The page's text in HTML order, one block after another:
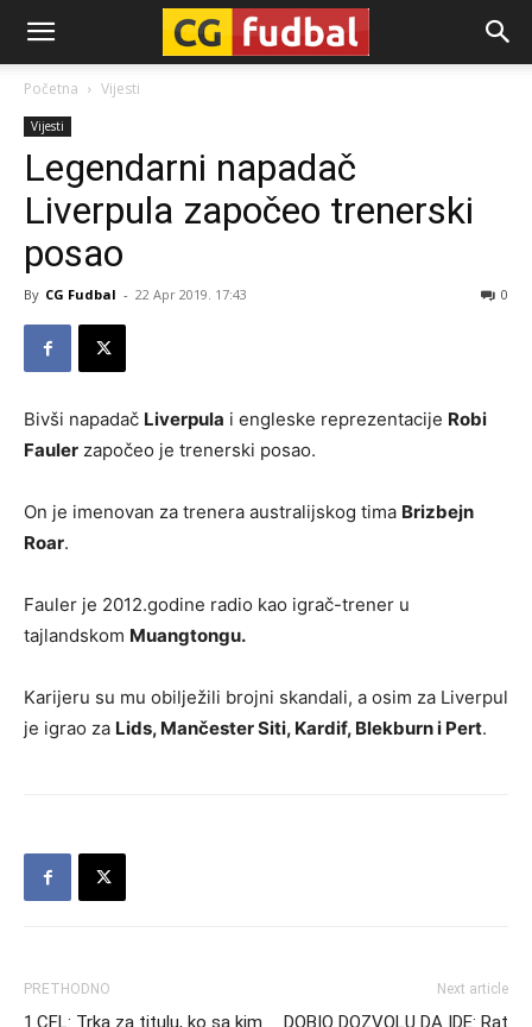
CG-
Fudbal
Početna Vijesti
Vijesti
Legendarni napadač
Liverpula započeo trenerski
posao
By CG Fudbal - 22 Apr 2019. 17:43 0
Bivši napadač Liverpula i engleske reprezentacije Robi
Fauler započeo je trenerski posao.
On je imenovan za trenera australijskog tima Brizbejn
Roar.
Fauler je 2012.godine radio kao igrač-trener u
tajlandskom Muangtongu.
Karijeru su mu obilježili brojni skandali, a osim za Liverpul
je igrao za Lids, Mančester Siti, Kardif, Blekburn i Pert.
PRETHODNO
1.CFL: Trka za titulu, ko sa kim
Next article
DOBIO DOZVOLU DA IDE: Rat